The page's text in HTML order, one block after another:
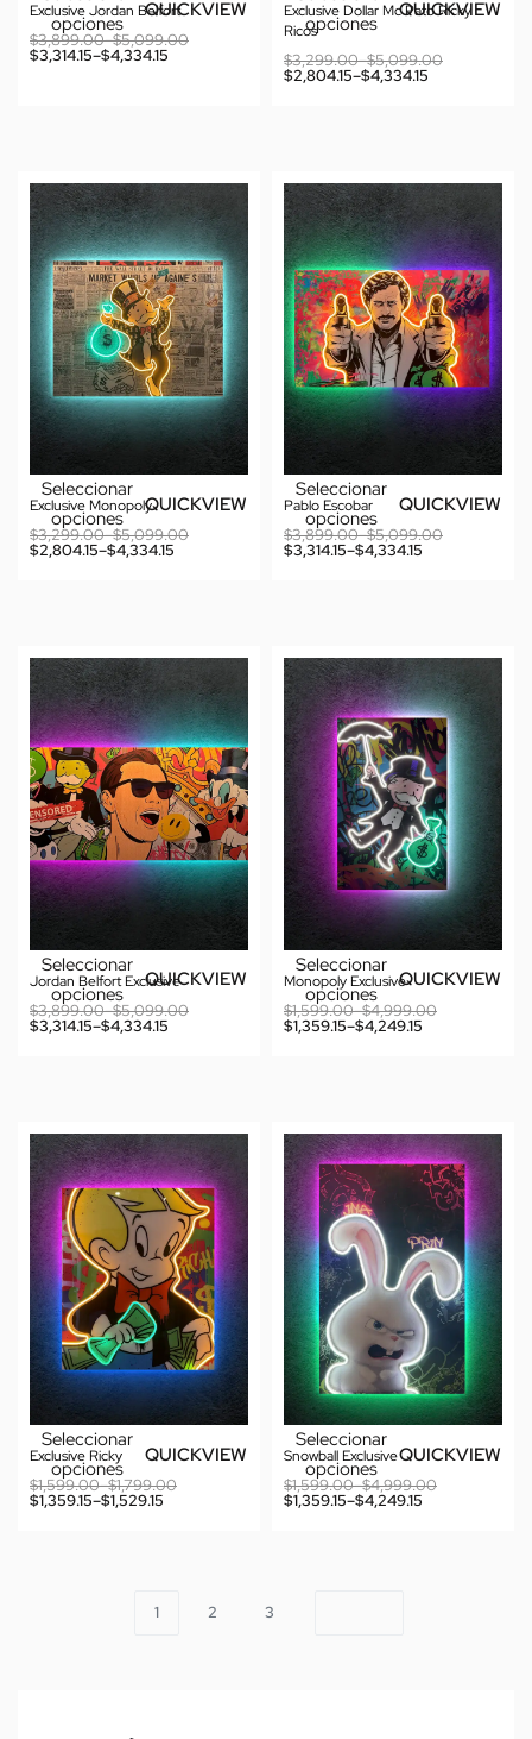
opciones
QUICKVIEW
Exclusive Jordan Belfort
$3,899.00–$5,099.00
$3,314.15–$4,334.15
opciones
QUICKVIEW
Exclusive Dollar Mc Pato Ricky
Ricos
$3,299.00–$5,099.00
$2,804.15–$4,334.15
Seleccionar
opciones
QUICKVIEW
Exclusive Monopoly
$3,299.00–$5,099.00
$2,804.15–$4,334.15
Seleccionar
opciones
QUICKVIEW
Pablo Escobar
$3,899.00–$5,099.00
$3,314.15–$4,334.15
Seleccionar
opciones
QUICKVIEW
Jordan Belfort Exclusive
$3,899.00–$5,099.00
$3,314.15–$4,334.15
Seleccionar
opciones
QUICKVIEW
Monopoly Exclusive
$1,599.00–$4,999.00
$1,359.15–$4,249.15
Seleccionar
opciones
QUICKVIEW
Exclusive Ricky
$1,599.00–$1,799.00
$1,359.15–$1,529.15
Seleccionar
opciones
QUICKVIEW
Snowball Exclusive
$1,599.00–$4,999.00
$1,359.15–$4,249.15
1 2 3